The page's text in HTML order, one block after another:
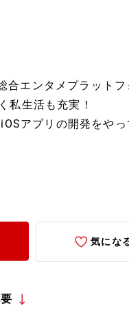
合エンタメプラット
私生活も充実！
アプリの開発をやっ
気にな